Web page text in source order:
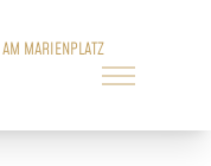
MARIENPLATZ